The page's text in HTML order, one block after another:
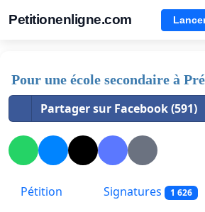
Petitionenligne.com
Pour une école secondaire à
Partager sur Facebook (591)
Pétition Signatures 1 626